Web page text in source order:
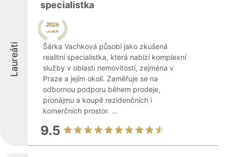
Laureáti
specialistka
Šárka Vachková působí jako zkušená
realitní specialistka, která nabízí komplexní
služby v oblasti nemovitostí, zejména v
Praze a jejím okolí. Zaměřuje se na
odbornou podporu během prodeje,
pronájmu a koupě rezidenčních i
komerčních prostor. ...
9.5